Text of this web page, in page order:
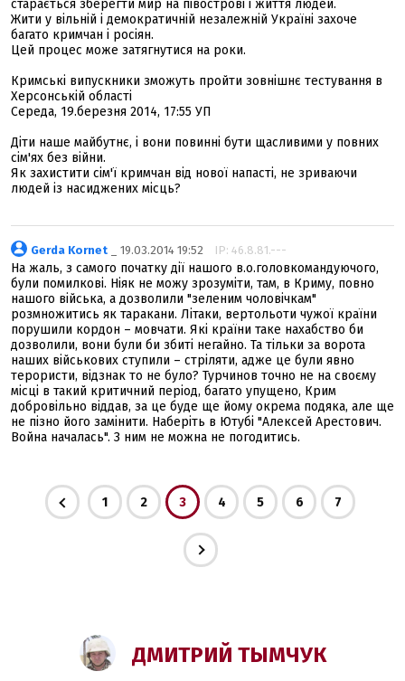
старається зберегти мир на півострові і життя людей.
Жити у вільній і демократичній незалежній Україні захоче
багато кримчан і росіян.
Цей процес може затягнутися на роки.
Кримські випускники зможуть пройти зовнішнє тестування в
Херсонській області
Середа, 19.березня 2014, 17:55 УП
Діти наше майбутнє, і вони повинні бути щасливими у повних
сім'ях без війни.
Як захистити сім'ї кримчан від нової напасті, не зриваючи
людей із насиджених місць?
Gerda Kornet _ 19.03.2014 19:52 IP: 46.8.81.---
На жаль, з самого початку дії нашого в.о.головкомандуючого,
були помилкові. Ніяк не можу зрозуміти, там, в Криму, повно
нашого війська, а дозволили "зеленим чоловічкам"
розмножитись як таракани. Літаки, вертольоти чужої країни
порушили кордон – мовчати. Які країни таке нахабство би
дозволили, вони були би збиті негайно. Та тільки за ворота
наших військових ступили – стріляти, адже це були явно
терористи, відзнак то не було? Турчинов точно не на своєму
місці в такий критичний період, багато упущено, Крим
добровільно віддав, за це буде ще йому окрема подяка, але ще
не пізно його замінити. Наберіть в Ютубі "Алексей Арестович.
Война началась". З ним не можна не погодитись.
1 2 3 4 5 6 7
ДМИТРИЙ ТЫМЧУК